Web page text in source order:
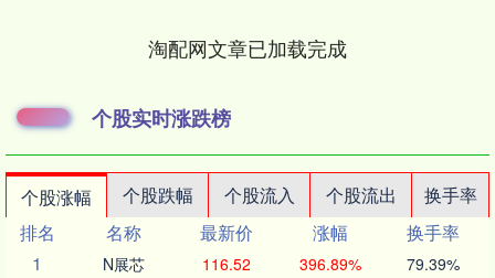
淘配网文章已加载完成
个股实时涨跌榜
个股涨幅 个股跌幅 个股流入 个股流出
换手率
排名
名称 最新价 涨幅
换手率
1
N展芯 116.52 396.89% 79.39%